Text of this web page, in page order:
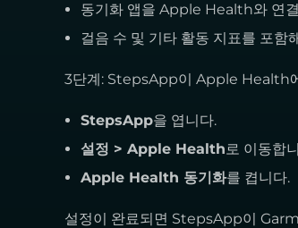
동기화 앱을 Apple Health와 연
걸음 수 및 기타 활동 지표를 포
3단계: StepsApp이 Apple Health
StepsApp을 엽니다.
설정 > Apple Health로 이동합
Apple Health 동기화를 켭니다.
설정이 완료되면 StepsApp이